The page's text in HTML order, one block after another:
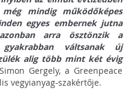
mindig működőképes
egyes embernek jutna
arra ösztönzik a
váltsanak új
alig több mint két évig
Gergely, a Greenpeace
vegyianyag-szakértője.